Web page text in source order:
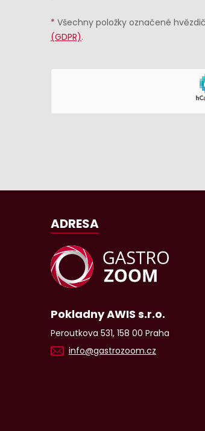
* Všechny položky označené
(GDPR).
ADRESA
Pokladny AWIS s.r.o.
Peroutkova 531, 158 00 Praha
info@gastrozoom.cz